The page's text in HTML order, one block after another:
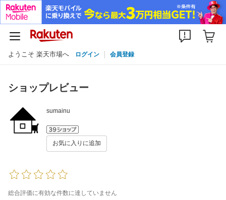
ようこそ 楽天市場へ ログイン 会員登録
ショップレビュー
sumainu
お気に入りに追加
総合評価に有効な件数に達していません